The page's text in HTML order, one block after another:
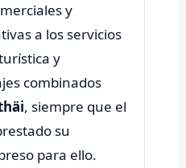
y
a los servicios
y
combinados
, siempre que el
su
para ello.